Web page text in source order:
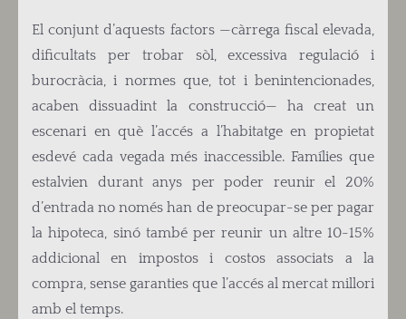
El conjunt d’aquests factors —càrrega fiscal elevada,
dificultats per trobar sòl, excessiva regulació i
burocràcia, i normes que, tot i benintencionades,
acaben dissuadint la construcció— ha creat un
escenari en què l’accés a l’habitatge en propietat
esdevé cada vegada més inaccessible. Famílies que
estalvien durant anys per poder reunir el 20%
d’entrada no només han de preocupar-se per pagar
la hipoteca, sinó també per reunir un altre 10-15%
addicional en impostos i costos associats a la
compra, sense garanties que l’accés al mercat millori
amb el temps.